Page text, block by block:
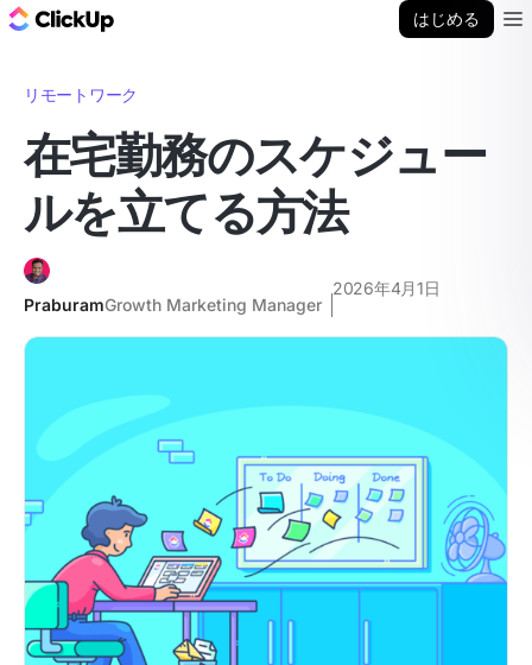
はじめる
リモートワーク
在宅勤務のスケジュー
ルを立てる方法
PraburamGrowth Marketing Manager
2026年4月1日